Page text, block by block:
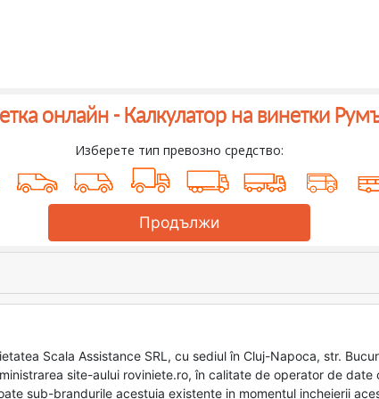
онлайн - Калкулатор на винетки
Изберете тип превозно средство:
Продължи
Scala Assistance SRL, cu sediul în Cluj-Napoca, str.
site-aului roviniete.ro, în calitate de operator de
sub-brandurile acestuia existente in momentul incheierii